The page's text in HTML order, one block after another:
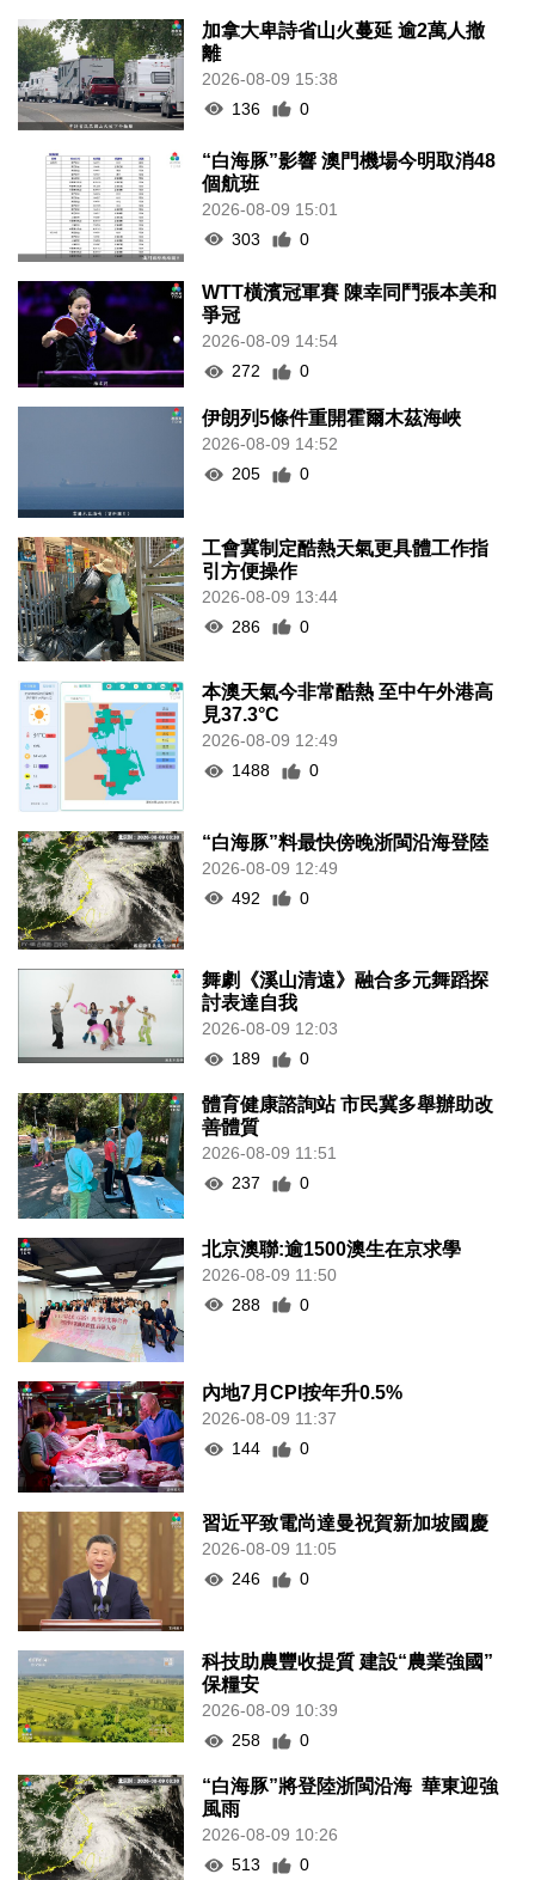
加拿大卑詩省山火蔓延 逾2萬人撤
離
2026-08-09 15:38
136
0
“白海豚”影響 澳門機場今明取消48
個航班
2026-08-09 15:01
303
0
WTT橫濱冠軍賽 陳幸同鬥張本美和
爭冠
2026-08-09 14:54
272
0
伊朗列5條件重開霍爾木茲海峽
2026-08-09 14:52
205
0
工會冀制定酷熱天氣更具體工作指
引方便操作
2026-08-09 13:44
286
0
本澳天氣今非常酷熱 至中午外港高
見37.3°C
2026-08-09 12:49
1488
0
“白海豚”料最快傍晚浙閩沿海登陸
2026-08-09 12:49
492
0
舞劇《溪山清遠》融合多元舞蹈探
討表達自我
2026-08-09 12:03
189
0
體育健康諮詢站 市民冀多舉辦助改
善體質
2026-08-09 11:51
237
0
北京澳聯:逾1500澳生在京求學
2026-08-09 11:50
288
0
內地7月CPI按年升0.5%
2026-08-09 11:37
144
0
習近平致電尚達曼祝賀新加坡國慶
2026-08-09 11:05
246
0
科技助農豐收提質 建設“農業強國”
保糧安
2026-08-09 10:39
258
0
“白海豚”將登陸浙閩沿海 華東迎強
風雨
2026-08-09 10:26
513
0